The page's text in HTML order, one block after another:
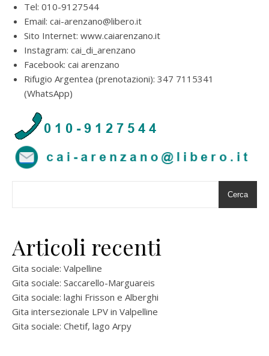
Tel: 010-9127544
Email: cai-arenzano@libero.it
Sito Internet: www.caiarenzano.it
Instagram: cai_di_arenzano
Facebook: cai arenzano
Rifugio Argentea (prenotazioni): 347 7115341
(WhatsApp)
Cerca
Articoli recenti
Gita sociale: Valpelline
Gita sociale: Saccarello-Marguareis
Gita sociale: laghi Frisson e Alberghi
Gita intersezionale LPV in Valpelline
Gita sociale: Chetif, lago Arpy